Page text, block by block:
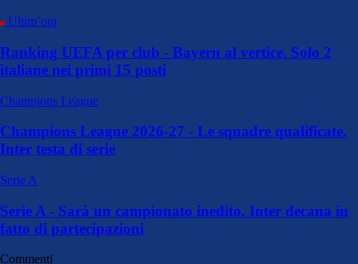
Ultim’ora
Ranking UEFA per club - Bayern al vertice. Solo 2
italiane nei primi 15 posti
Champions League
Champions League 2026-27 - Le squadre qualificate.
Inter testa di serie
Serie A
Serie A - Sarà un campionato inedito. Inter decana in
fatto di partecipazioni
Commenti